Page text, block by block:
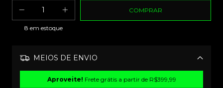
8 em estoque
MEIOS DE ENVIO
Aproveite! Frete grátis a partir de R$399,99